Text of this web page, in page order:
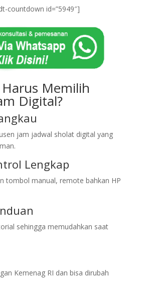
countdown id=”5949″]
Memilih
Digital?
jam jadwal sholat digital yang
Lengkap
tombol manual, remote bahkan HP
sehingga memudahkan saat
Kemenag RI dan bisa dirubah